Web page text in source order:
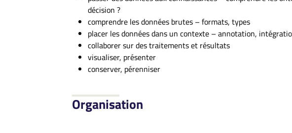
décision ?
comprendre les données brutes – formats, types
placer les données dans un contexte – annotation,
collaborer sur des traitements et résultats
visualiser, présenter
conserver, pérenniser
Organisation